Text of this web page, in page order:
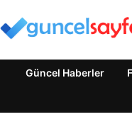
Güncel Haberler